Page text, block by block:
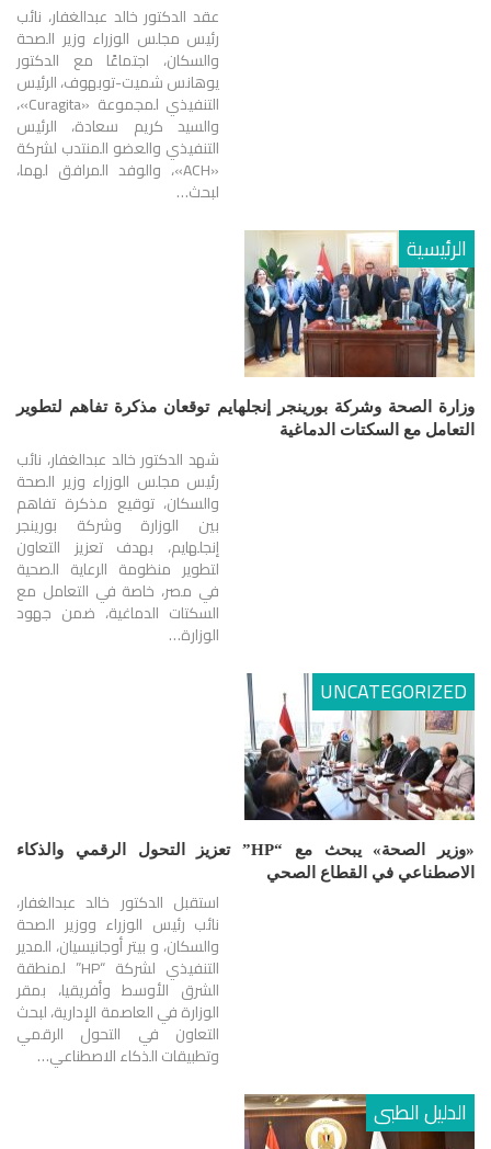
عقد الدكتور خالد عبدالغفار، نائب
رئيس مجلس الوزراء وزير الصحة
والسكان، اجتماعًا مع الدكتور
يوهانس شميت-توبهوف، الرئيس
التنفيذي لمجموعة «Curagita»،
والسيد كريم سعادة، الرئيس
التنفيذي والعضو المنتدب لشركة
«ACH»، والوفد المرافق لهما،
لبحث…
الرئيسية
وزارة الصحة وشركة بورينجر إنجلهايم توقعان مذكرة تفاهم لتطوير
التعامل مع السكتات الدماغية
شهد الدكتور خالد عبدالغفار، نائب
رئيس مجلس الوزراء وزير الصحة
والسكان، توقيع مذكرة تفاهم
بين الوزارة وشركة بورينجر
إنجلهايم، بهدف تعزيز التعاون
لتطوير منظومة الرعاية الصحية
في مصر، خاصة في التعامل مع
السكتات الدماغية، ضمن جهود
الوزارة…
UNCATEGORIZED
«وزير الصحة» يبحث مع “HP” تعزيز التحول الرقمي والذكاء
الاصطناعي في القطاع الصحي
استقبل الدكتور خالد عبدالغفار،
نائب رئيس الوزراء ووزير الصحة
والسكان، و بيتر أوجانيسيان، المدير
التنفيذي لشركة “HP” لمنطقة
الشرق الأوسط وأفريقيا، بمقر
الوزارة في العاصمة الإدارية، لبحث
التعاون في التحول الرقمي
وتطبيقات الذكاء الاصطناعي…
الدليل الطبى